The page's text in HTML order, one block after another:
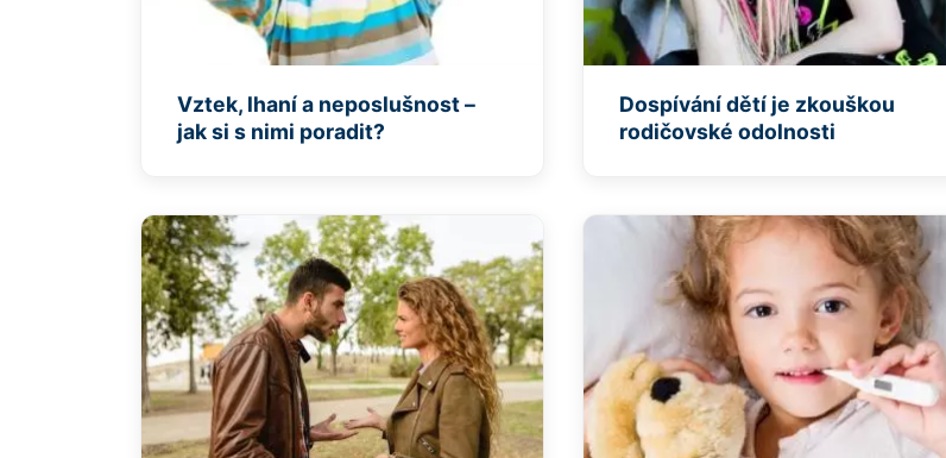
Vztek, lhaní a neposlušnost –
jak si s nimi poradit?
Dospívání dětí je zkouškou
rodičovské odolnosti